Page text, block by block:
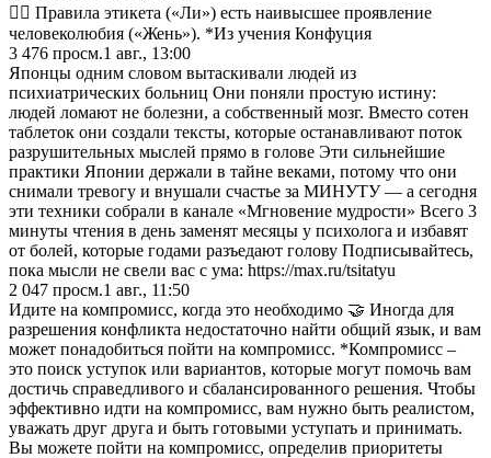
✍🏼 Правила этикета («Ли») есть наивысшее проявление
человеколюбия («Жень»). *Из учения Конфуция
3 476 просм.1 авг., 13:00
Японцы одним словом вытаскивали людей из
психиатрических больниц Они поняли простую истину:
людей ломают не болезни, а собственный мозг. Вместо сотен
таблеток они создали тексты, которые останавливают поток
разрушительных мыслей прямо в голове Эти сильнейшие
практики Японии держали в тайне веками, потому что они
снимали тревогу и внушали счастье за МИНУТУ — а сегодня
эти техники собрали в канале «Мгновение мудрости» Всего 3
минуты чтения в день заменят месяцы у психолога и избавят
от болей, которые годами разъедают голову Подписывайтесь,
пока мысли не свели вас с ума: https://max.ru/tsitatyu
2 047 просм.1 авг., 11:50
Идите на компромисс, когда это необходимо 🤝 Иногда для
разрешения конфликта недостаточно найти общий язык, и вам
может понадобиться пойти на компромисс. *Компромисс –
это поиск уступок или вариантов, которые могут помочь вам
достичь справедливого и сбалансированного решения. Чтобы
эффективно идти на компромисс, вам нужно быть реалистом,
уважать друг друга и быть готовыми уступать и принимать.
Вы можете пойти на компромисс, определив приоритеты